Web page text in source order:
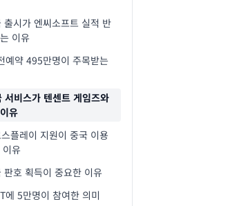
출시가 엔씨소프트 실적 반
이유
예약 495만명이 주목받는
서비스가 텐센트 게임즈와
유
플레이 지원이 중국 이용
유
판호 획득이 중요한 이유
에 5만명이 참여한 의미